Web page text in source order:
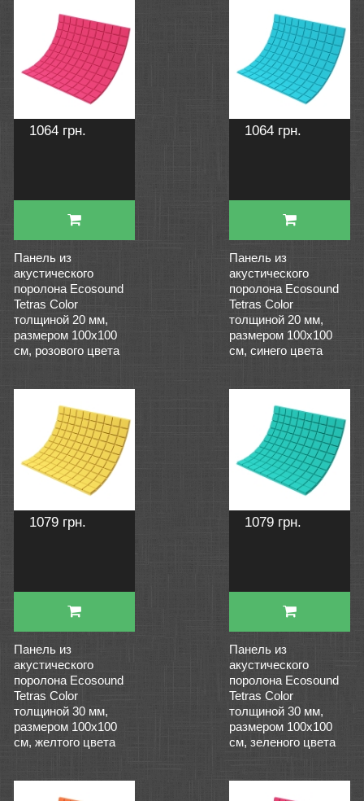
1064 грн.
Панель из
акустического
поролона Ecosound
Tetras Color
толщиной 20 мм,
размером 100х100
см, розового цвета
1064 грн.
Панель из
акустического
поролона Ecosound
Tetras Color
толщиной 20 мм,
размером 100х100
см, синего цвета
1079 грн.
Панель из
акустического
поролона Ecosound
Tetras Color
толщиной 30 мм,
размером 100х100
см, желтого цвета
1079 грн.
Панель из
акустического
поролона Ecosound
Tetras Color
толщиной 30 мм,
размером 100х100
см, зеленого цвета